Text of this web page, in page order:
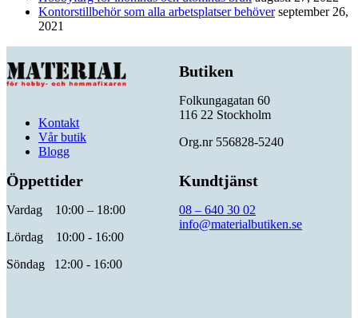
Kontorstillbehör som alla arbetsplatser behöver september 26,
2021
Kontakt
Vår butik
Blogg
Butiken
Folkungagatan 60
116 22 Stockholm
Org.nr 556828-5240
Öppettider
Vardag 10:00 – 18:00
Lördag 10:00 - 16:00
Söndag 12:00 - 16:00
Kundtjänst
08 – 640 30 02
info@materialbutiken.se